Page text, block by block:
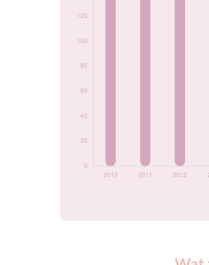
Popularité du
par année
2023
136